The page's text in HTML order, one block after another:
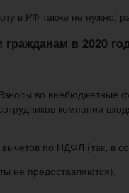
в РФ также не нужно;
в 2020
во внебюджетные
компании
по НДФЛ (так, в
не предоставляются).